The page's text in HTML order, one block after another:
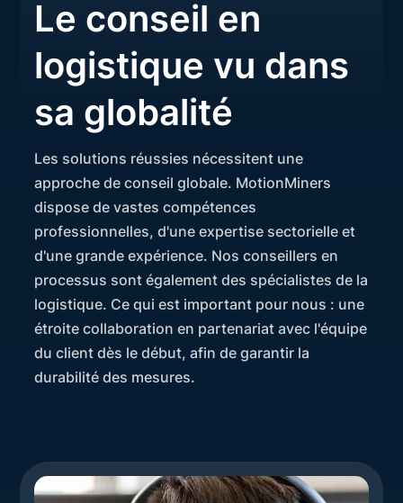
Le conseil en
logistique vu dans
sa globalité
Les solutions réussies nécessitent une
approche de conseil globale. MotionMiners
dispose de vastes compétences
professionnelles, d'une expertise sectorielle et
d'une grande expérience. Nos conseillers en
processus sont également des spécialistes de la
logistique. Ce qui est important pour nous : une
étroite collaboration en partenariat avec l'équipe
du client dès le début, afin de garantir la
durabilité des mesures.